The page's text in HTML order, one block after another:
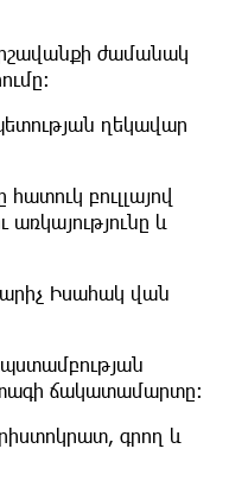
ժամանակ
ղեկավար
բուլլայով
առկայությունը և
Իսահակ վան
ճակատամարտը։
գրող և